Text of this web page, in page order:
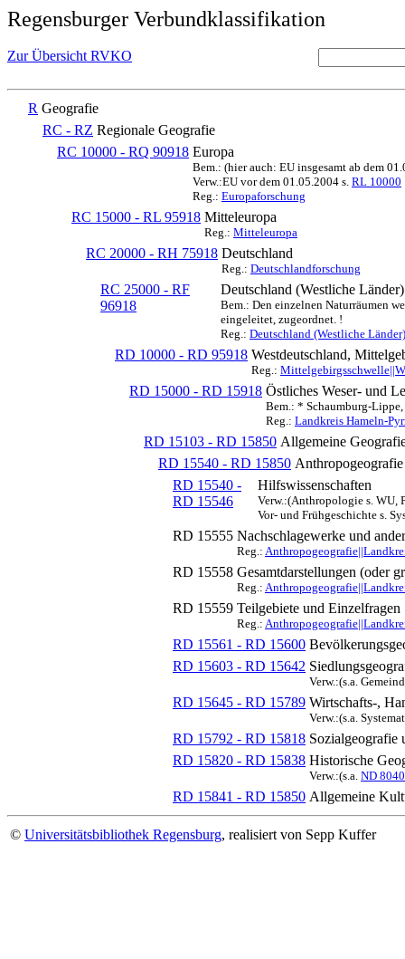
Regensburger Verbundklassifikation
Zur Übersicht RVKO
R Geografie
RC - RZ Regionale Geografie
RC 10000 - RQ 90918 Europa
Bem.: (hier auch: EU insgesamt ab dem
Verw.:EU vor dem 01.05.2004 s. RL 10000
Reg.: Europaforschung
RC 15000 - RL 95918 Mitteleuropa
Reg.: Mitteleuropa
RC 20000 - RH 75918 Deutschland
Reg.: Deutschlandforschung
RC 25000 - RF
96918
Deutschland (Westliche Länder)
Bem.: Den einzelnen Naturräumen
eingeleitet, zugeordnet. !
Reg.: Deutschland (Westliche Länder)
RD 10000 - RD 95918 Westdeutschland,
Reg.:
RD 15000 - RD 15918 Östliches Weser- und
Bem.: * Schaumburg-
Reg.: Landkreis Hameln-
RD 15103 - RD 15850 Allgemeine
RD 15540 - RD 15850 Anthropogeografie
RD 15540 -
RD 15546
Hilfswissenschaften
Verw.:(Anthropologie s. WU,
Vor- und Frühgeschichte s.
RD 15555 Nachschlagewerke und
Reg.:
RD 15558 Gesamtdarstellungen (oder
Reg.:
RD 15559 Teilgebiete und Einzelfragen
Reg.:
RD 15561 - RD 15600
RD 15603 - RD 15642
Verw.:(s.a.
RD 15645 - RD 15789 Wirtschafts-,
Verw.:(s.a.
RD 15792 - RD 15818 Sozialgeografie
RD 15820 - RD 15838 Historische
Verw.:(s.a. ND 8040
RD 15841 - RD 15850 Allgemeine
© Universitätsbibliothek Regensburg, realisiert von Sepp Kuffer